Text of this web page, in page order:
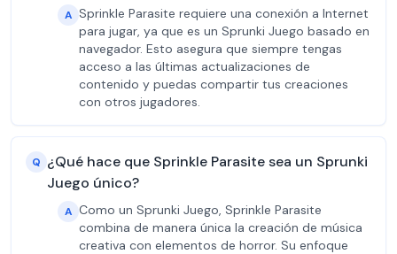
A Sprinkle Parasite requiere una conexión a Internet
para jugar, ya que es un Sprunki Juego basado en
navegador. Esto asegura que siempre tengas
acceso a las últimas actualizaciones de
contenido y puedas compartir tus creaciones
con otros jugadores.
Q ¿Qué hace que Sprinkle Parasite sea un Sprunki
Juego único?
A Como un Sprunki Juego, Sprinkle Parasite
combina de manera única la creación de música
creativa con elementos de horror. Su enfoque